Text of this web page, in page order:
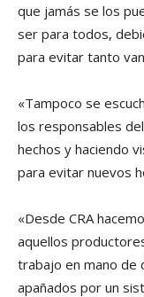
que jamás se los
ser para todos,
para evitar tanto
«Tampoco se
los responsables
hechos y haciendo
para evitar nuevos
«Desde CRA
aquellos
trabajo en mano de
apañados por un